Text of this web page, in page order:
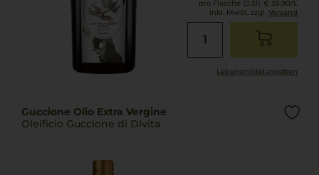
pro Flasche (0.5l), € 35,90/L
inkl. MwSt. zzgl. Versand
Lebensmittel­angaben
Guccione Olio Extra Vergine
Oleificio Guccione di Divita